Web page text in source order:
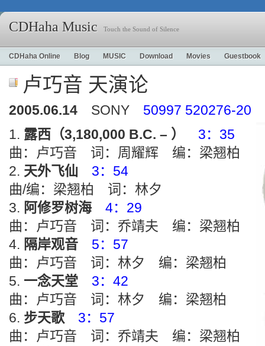
CDHaha Music Touch the Sound of Silence
CDHaha Online Blog MUSIC Download Movies Guestbook
卢巧音 天演论
2005.06.14 SONY 50997 520276-20
露西（3,180,000 B.C. – ）
3：35
曲：卢巧音 词：周耀辉 编：梁翘柏
天外飞仙
3：54
曲/编：梁翘柏 词：林夕
阿修罗树海
4：29
曲：卢巧音 词：乔靖夫 编：梁翘柏
隔岸观音
5：57
曲：卢巧音 词：林夕 编：梁翘柏
一念天堂
3：42
曲：卢巧音 词：林夕 编：梁翘柏
步天歌
3：57
曲：卢巧音 词：乔靖夫 编：梁翘柏